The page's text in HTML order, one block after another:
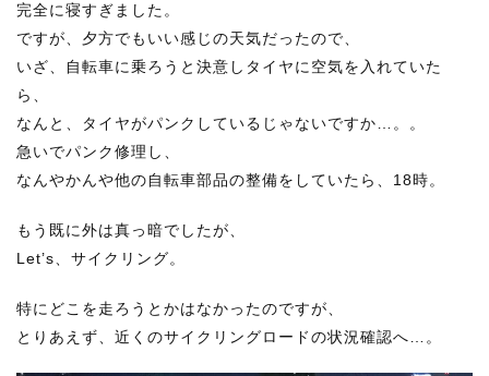
完全に寝すぎました。
ですが、夕方でもいい感じの天気だったので、
いざ、自転車に乗ろうと決意しタイヤに空気を入れていた
ら、
なんと、タイヤがパンクしているじゃないですか…。。
急いでパンク修理し、
なんやかんや他の自転車部品の整備をしていたら、18時。
もう既に外は真っ暗でしたが、
Let’s、サイクリング。
特にどこを走ろうとかはなかったのですが、
とりあえず、近くのサイクリングロードの状況確認へ…。